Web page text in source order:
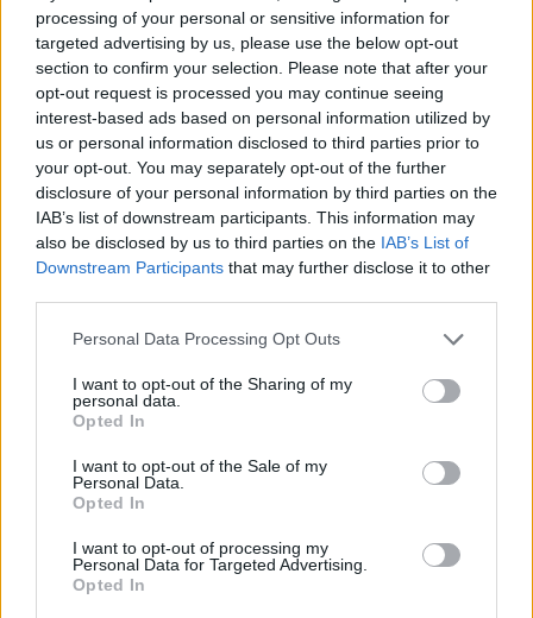
processing of your personal or sensitive information for
targeted advertising by us, please use the below opt-out
section to confirm your selection. Please note that after your
opt-out request is processed you may continue seeing
interest-based ads based on personal information utilized by
us or personal information disclosed to third parties prior to
your opt-out. You may separately opt-out of the further
disclosure of your personal information by third parties on the
IAB’s list of downstream participants. This information may
also be disclosed by us to third parties on the IAB’s List of
Downstream Participants that may further disclose it to other
Personal Data Processing Opt Outs
I want to opt-out of the Sharing of my
personal data.
Opted In
I want to opt-out of the Sale of my
Personal Data.
Opted In
I want to opt-out of processing my
Personal Data for Targeted Advertising.
Opted In
LIVENow
Ver ranking completo
TOTAL
11
250
SIN PARTIDO
GRATUÍTO
PARTIDOS
25
CONSECUTIVOS
DE PAGO
44 partidos en local
52,38%
40 partidos de visitante
47,62%
5
3
RANKING POR EQUIPOS
Parma
4 (4,76%)